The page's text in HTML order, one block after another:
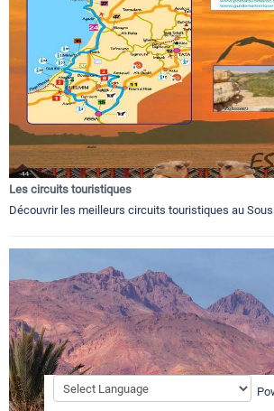
Les circuits touristiques
Découvrir les meilleurs circuits touristiques au